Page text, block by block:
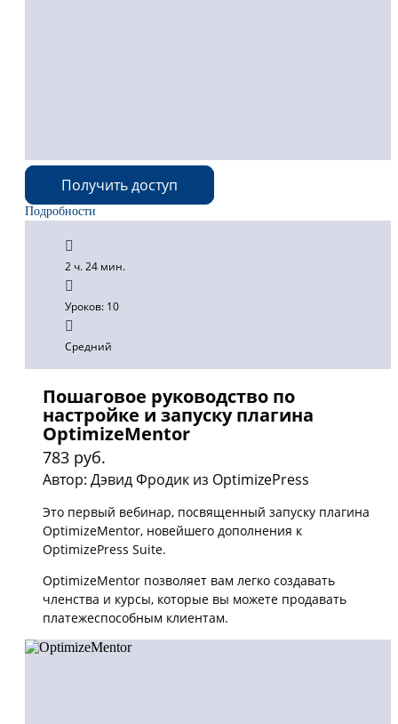
2 ч. 24 мин.
Уроков: 10
Средний
Получить доступ
Подробности
Пошаговое руководство по
настройке и запуску плагина
OptimizeMentor
783 руб.
Автор: Дэвид Фродик из OptimizePress
Это первый вебинар, посвященный запуску плагина
OptimizeMentor, новейшего дополнения к
OptimizePress Suite.
OptimizeMentor позволяет вам легко создавать
членства и курсы, которые вы можете продавать
платежеспособным клиентам.